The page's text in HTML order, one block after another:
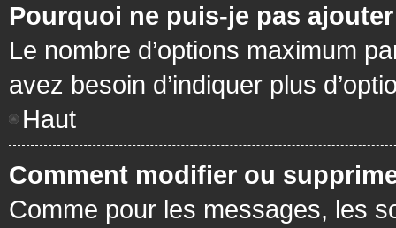
Pourquoi ne puis-je pas
Le nombre d’options maximum
avez besoin d’indiquer plus
Haut
Comment modifier ou
Comme pour les messages, les